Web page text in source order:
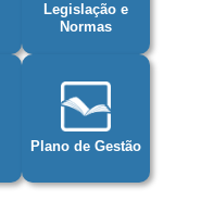
Legislação e
Normas
Plano de Gestão